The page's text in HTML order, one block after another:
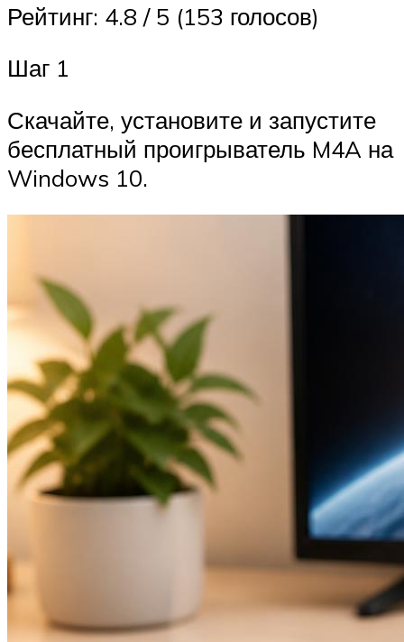
Рейтинг: 4.8 / 5 (153 голосов)
Шаг 1
Скачайте, установите и запустите
бесплатный проигрыватель M4A на
Windows 10.